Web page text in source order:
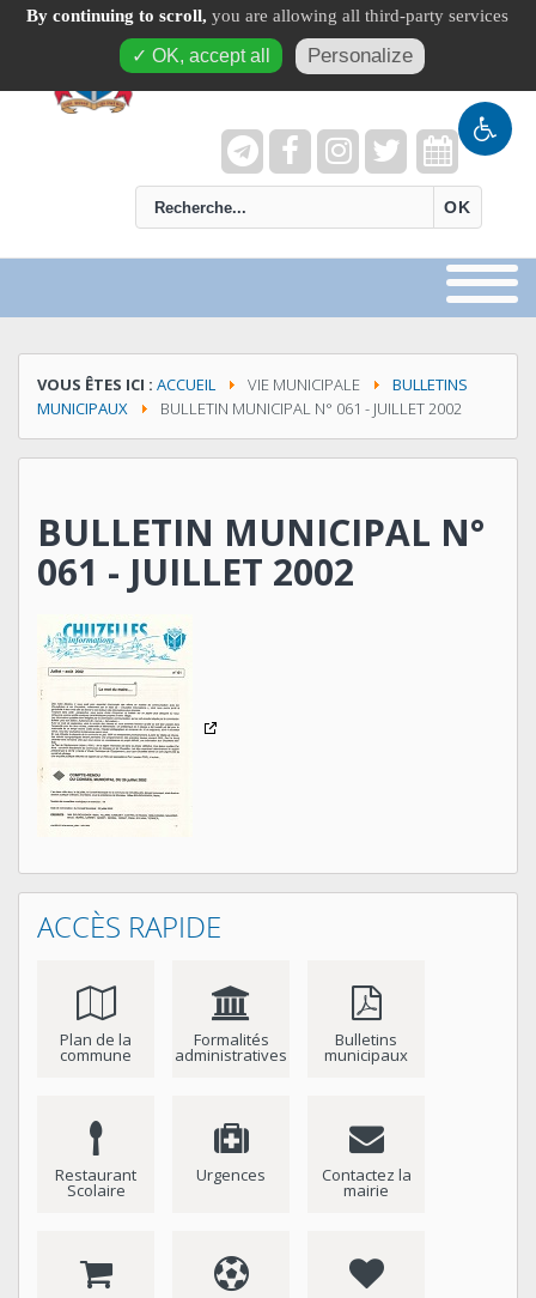
OK
VOUS ÊTES ICI : ACCUEIL VIE MUNICIPALE
BULLETINS
MUNICIPAUX
BULLETIN MUNICIPAL N° 061 - JUILLET 2002
BULLETIN MUNICIPAL N°
061 - JUILLET 2002
ACCÈS RAPIDE
Plan de la
commune
Formalités
administratives
Bulletins
municipaux
Restaurant
Scolaire
Urgences Contactez la
mairie
By continuing to scroll, you are allowing all third-party services
✓ OK, accept all Personalize